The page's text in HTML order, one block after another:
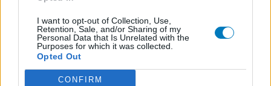
I want to opt-out of Collection, Use,
Retention, Sale, and/or Sharing of my
Personal Data that Is Unrelated with the
Purposes for which it was collected.
Opted Out
CONFIRM